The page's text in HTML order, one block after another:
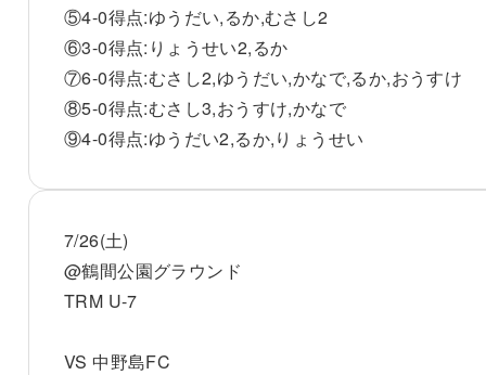
⑤4-0得点:ゆうだい,るか,むさし2
⑥3-0得点:りょうせい2,るか
⑦6-0得点:むさし2,ゆうだい,かなで,るか,おうすけ
⑧5-0得点:むさし3,おうすけ,かなで
⑨4-0得点:ゆうだい2,るか,りょうせい
7/26(土)
@鶴間公園グラウンド
TRM U-7
VS 中野島FC